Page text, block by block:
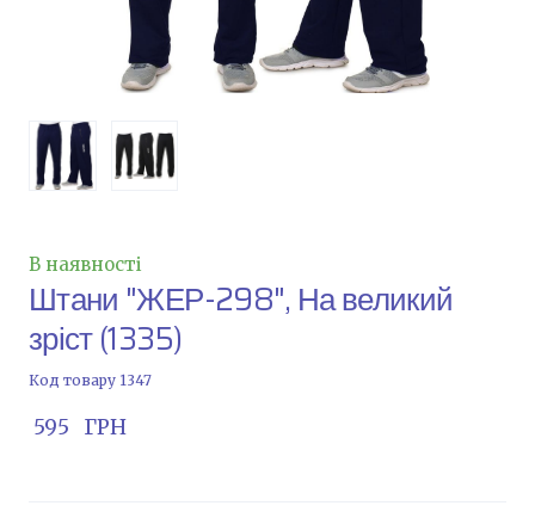
В наявності
Штани "ЖЕР-298", На великий
зріст(1335)
Код товару 1347
595   ГРН